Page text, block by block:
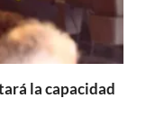
la capacidad